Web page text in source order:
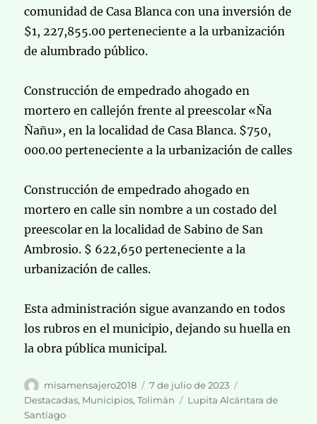
comunidad de Casa Blanca con una inversión de
$1, 227,855.00 perteneciente a la urbanización
de alumbrado público.
Construcción de empedrado ahogado en
mortero en callejón frente al preescolar «Ña
Ñañu», en la localidad de Casa Blanca. $750,
000.00 perteneciente a la urbanización de calles
Construcción de empedrado ahogado en
mortero en calle sin nombre a un costado del
preescolar en la localidad de Sabino de San
Ambrosio. $ 622,650 perteneciente a la
urbanización de calles.
Esta administración sigue avanzando en todos
los rubros en el municipio, dejando su huella en
la obra pública municipal.
Autor
misamensajero2018
Publicado
el
7 de julio de 2023
Destacadas, Municipios,Tolimán Etiquetas
Lupita Alcántara de
Santiago